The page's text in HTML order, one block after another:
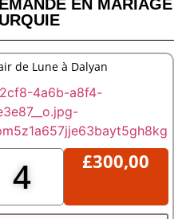
EN MARIAGE
de Lune à Dalyan
4 £300,00